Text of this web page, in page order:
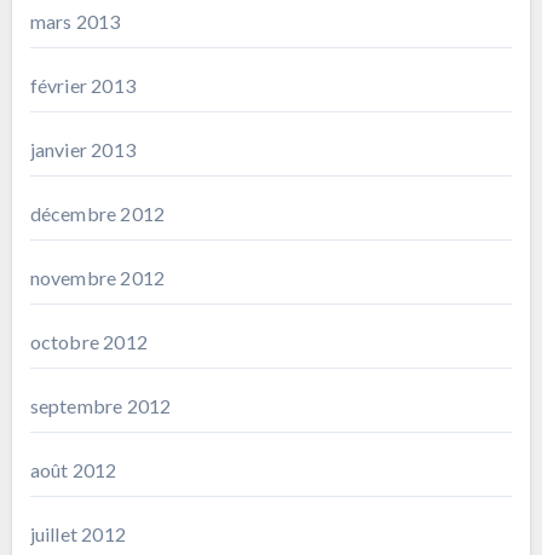
mars 2013
février 2013
janvier 2013
décembre 2012
novembre 2012
octobre 2012
septembre 2012
août 2012
juillet 2012